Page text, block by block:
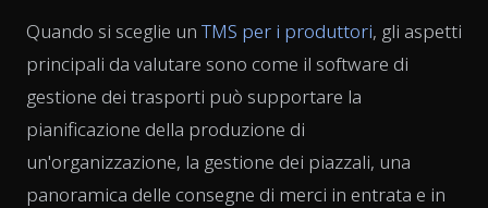
Quando si sceglie un TMS per i produttori, gli aspetti
principali da valutare sono come il software di
gestione dei trasporti può supportare la
pianificazione della produzione di
un'organizzazione, la gestione dei piazzali, una
panoramica delle consegne di merci in entrata e in